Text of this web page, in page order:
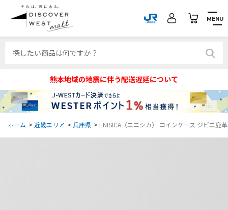
MENU
熊本地域の地震に伴う配送遅延について
ホーム > 近畿エリア > 兵庫県 > ENISICA（エニシカ） コインケース ジビエ鹿